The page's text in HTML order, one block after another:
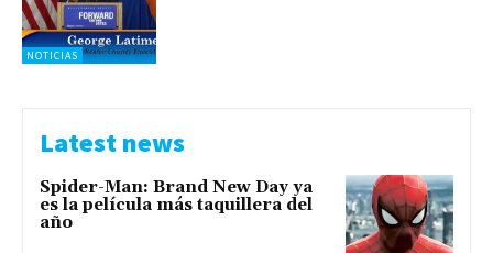
NOTICIAS
Latest news
Spider-Man: Brand New Day ya
es la película más taquillera del
año